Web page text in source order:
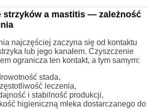
strzyków a mastitis — zależność
najczęściej zaczyna się od kontaktu
lub jego kanałem. Czyszczenie
ogranicza ten kontakt, a tym samym:
stada,
leczenia,
i stabilność produkcji,
higieniczną mleka dostarczanego do